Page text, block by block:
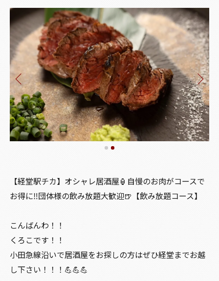
【経堂駅チカ】オシャレ居酒屋🏮自慢のお肉がコースで
お得に‼️団体様の飲み放題大歓迎🍺【飲み放題コース】
こんばんわ！！
くろこです！！
小田急線沿いで居酒屋をお探しの方はぜひ経堂までお越
し下さい！！！💪💪💪